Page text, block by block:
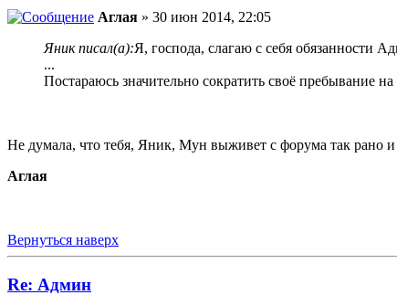
Аглая » 30 июн 2014, 22:05
Яник писал(а):Я, господа, слагаю с себя обязанности
...
Постараюсь значительно сократить своё пребывание
Не думала, что тебя, Яник, Мун выживет с форума так рано и
Аглая
Вернуться наверх
Re: Админ